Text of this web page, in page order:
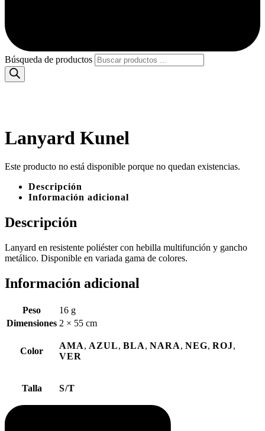
Búsqueda de productos
Lanyard Kunel
Este producto no está disponible porque no quedan existencias.
Descripción
Información adicional
Descripción
Lanyard en resistente poliéster con hebilla multifunción y gancho
metálico. Disponible en variada gama de colores.
Información adicional
Peso
16 g
Dimensiones 2 × 55 cm
Color
AMA, AZUL, BLA, NARA, NEG, ROJ,
VER
Talla S/T